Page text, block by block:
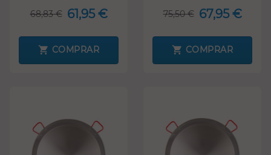
68,83 € 61,95 €
COMPRAR
75,50 € 67,95 €
COMPRAR